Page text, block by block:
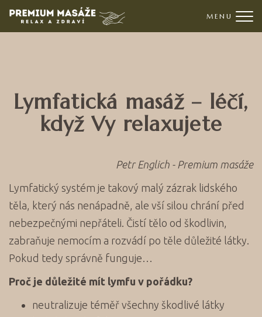
Lymfatická masáž – léčí,
když Vy relaxujete
Petr Englich - Premium masáže
Lymfatický systém je takový malý zázrak lidského
těla, který nás nenápadně, ale vší silou chrání před
nebezpečnými nepřáteli. Čistí tělo od škodlivin,
zabraňuje nemocím a rozvádí po těle důležité látky.
Pokud tedy správně funguje…
Proč je důležité mít lymfu v pořádku?
neutralizuje téměř všechny škodlivé látky